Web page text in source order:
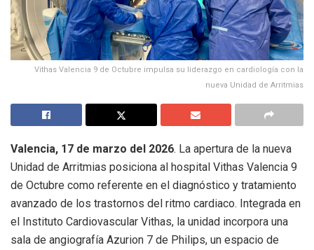
Vithas Valencia 9 de Octubre impulsa su liderazgo en cardiología con la
nueva Unidad de Arritmias
Valencia, 17 de marzo del 2026. La apertura de la nueva
Unidad de Arritmias posiciona al hospital Vithas Valencia 9
de Octubre como referente en el diagnóstico y tratamiento
avanzado de los trastornos del ritmo cardiaco. Integrada en
el Instituto Cardiovascular Vithas, la unidad incorpora una
sala de angiografía Azurion 7 de Philips, un espacio de